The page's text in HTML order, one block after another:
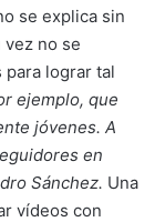
se explica sin
vez no se
lograr tal
ejemplo, que
jóvenes. A
en
Sánchez. Una
vídeos con